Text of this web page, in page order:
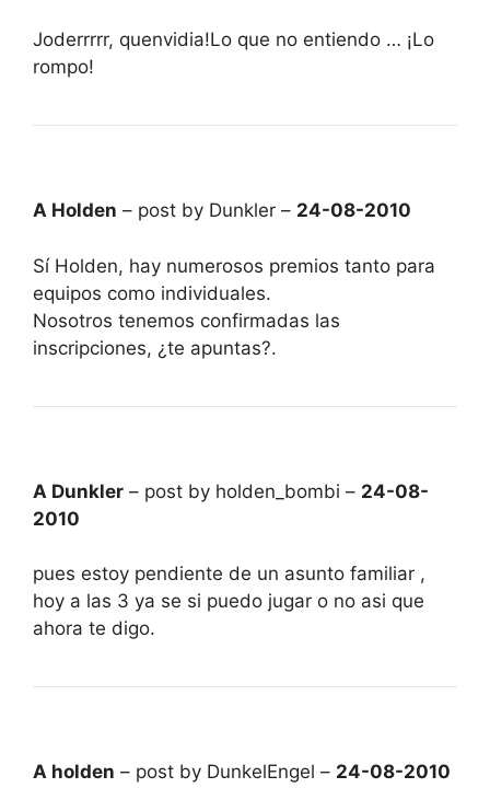
Joderrrrr, quenvidia!Lo que no entiendo … ¡Lo
rompo!
A Holden – post by Dunkler – 24-08-2010
Sí Holden, hay numerosos premios tanto para
equipos como individuales.
Nosotros tenemos confirmadas las
inscripciones, ¿te apuntas?.
A Dunkler – post by holden_bombi – 24-08-
2010
pues estoy pendiente de un asunto familiar ,
hoy a las 3 ya se si puedo jugar o no asi que
ahora te digo.
A holden – post by DunkelEngel – 24-08-2010